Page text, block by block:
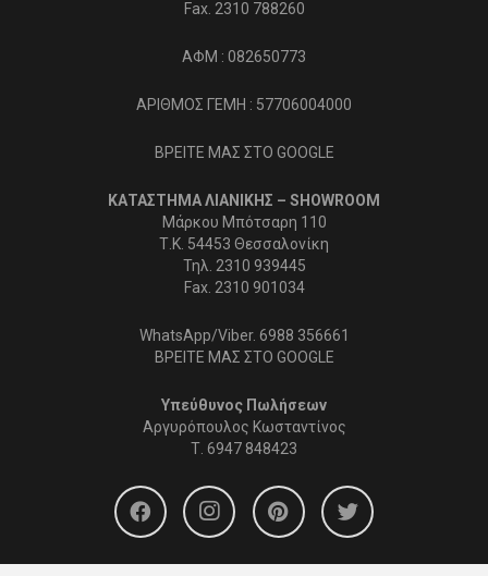
Fax. 2310 788260
ΑΦΜ : 082650773
ΑΡΙΘΜΟΣ ΓΕΜΗ : 57706004000
ΒΡΕΙΤΕ ΜΑΣ ΣΤΟ GOOGLE
ΚΑΤΑΣΤΗΜΑ ΛΙΑΝΙΚΗΣ – SHOWROOM
Μάρκου Μπότσαρη 110
Τ.Κ. 54453 Θεσσαλονίκη
Τηλ. 2310 939445
Fax. 2310 901034
WhatsApp/Viber. 6988 356661
ΒΡΕΙΤΕ ΜΑΣ ΣΤΟ GOOGLE
Υπεύθυνος Πωλήσεων
Αργυρόπουλος Κωσταντίνος
Τ. 6947 848423